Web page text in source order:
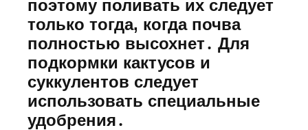
поэтому поливать их следует
только тогда, когда почва
полностью высохнет․ Для
подкормки кактусов и
суккулентов следует
использовать специальные
удобрения․